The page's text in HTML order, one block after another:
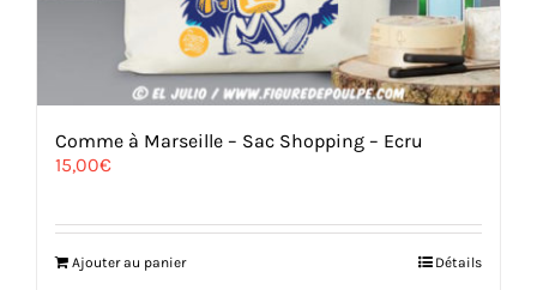
Comme à Marseille – Sac Shopping – Ecru
15,00€
Ajouter au panier Détails